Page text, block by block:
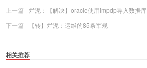
上一篇
烂泥：【解决】oracle使用impdp导入数据
下一篇
【转】烂泥：运维的85条军规
相关推荐